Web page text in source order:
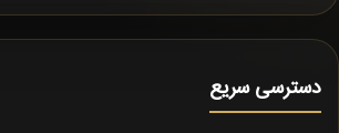
دسترسی سریع